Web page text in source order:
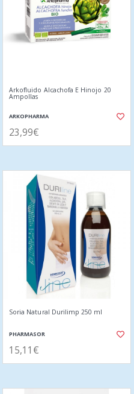
Arkofluido Alcachofa E Hinojo 20
Ampollas
ARKOPHARMA
23,99€
Soria Natural Durilimp 250 ml
PHARMASOR
15,11€